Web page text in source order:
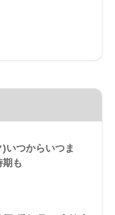
いつからいつま
期も